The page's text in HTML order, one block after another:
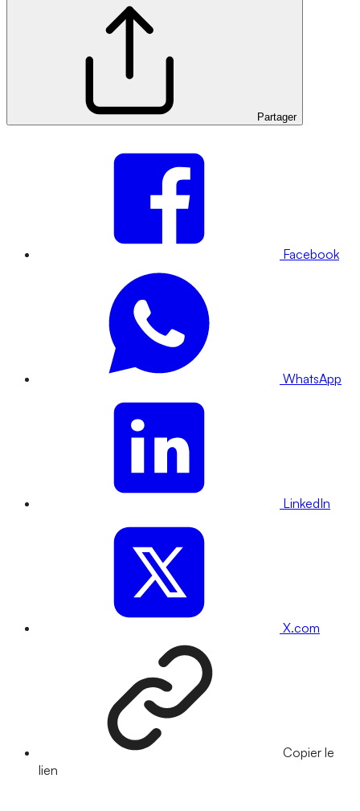
Partager
Facebook
WhatsApp
LinkedIn
X.com
Copier le
lien